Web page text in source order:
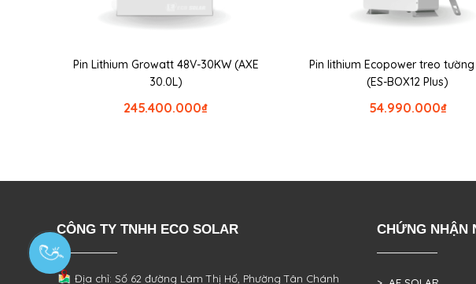
Pin Lithium Growatt 48V-30KW (AXE
30.0L)
₫
245.400.000
Pin lithium Ecopower treo tường
(ES-BOX12 Plus)
₫
54.990.000
CÔNG TY TNHH ECO SOLAR
Địa chỉ: Số 62 đường Lâm Thị Hố, PhườngTân Chánh
CHỨNG NHẬN